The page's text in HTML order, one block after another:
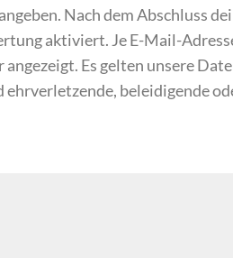
Nach dem Abschluss
aktiviert. Je E-Mail-
Es gelten unsere
beleidigende